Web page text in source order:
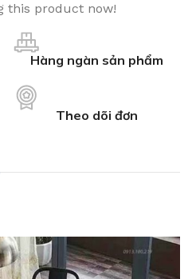
this product now!
Hàng ngàn sản phẩm
Theo dõi đơn